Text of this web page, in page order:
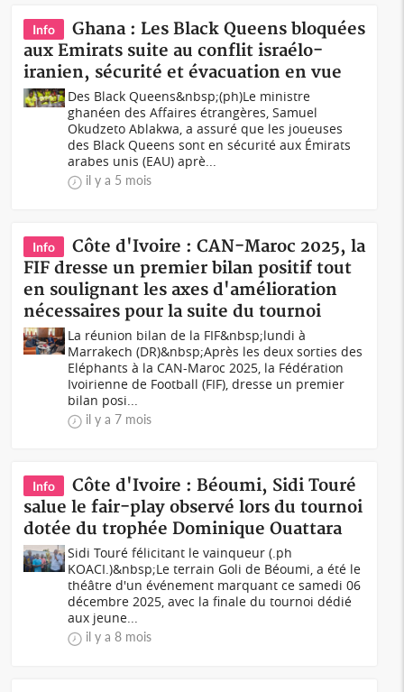
Info
Ghana : Les Black Queens bloquées
aux Emirats suite au conflit israélo-
iranien, sécurité et évacuation en vue
Des Black Queens&nbsp;(ph)Le ministre
ghanéen des Affaires étrangères, Samuel
Okudzeto Ablakwa, a assuré que les joueuses
des Black Queens sont en sécurité aux Émirats
arabes unis (EAU) aprè...
il y a 5 mois
Info
Côte d'Ivoire : CAN-Maroc 2025, la
FIF dresse un premier bilan positif tout
en soulignant les axes d'amélioration
nécessaires pour la suite du tournoi
La réunion bilan de la FIF&nbsp;lundi à
Marrakech (DR)&nbsp;Après les deux sorties des
Eléphants à la CAN-Maroc 2025, la Fédération
Ivoirienne de Football (FIF), dresse un premier
bilan posi...
il y a 7 mois
Info
Côte d'Ivoire : Béoumi, Sidi Touré
salue le fair-play observé lors du tournoi
dotée du trophée Dominique Ouattara
Sidi Touré félicitant le vainqueur (.ph
KOACI.)&nbsp;Le terrain Goli de Béoumi, a été le
théâtre d'un événement marquant ce samedi 06
décembre 2025, avec la finale du tournoi dédié
aux jeune...
il y a 8 mois